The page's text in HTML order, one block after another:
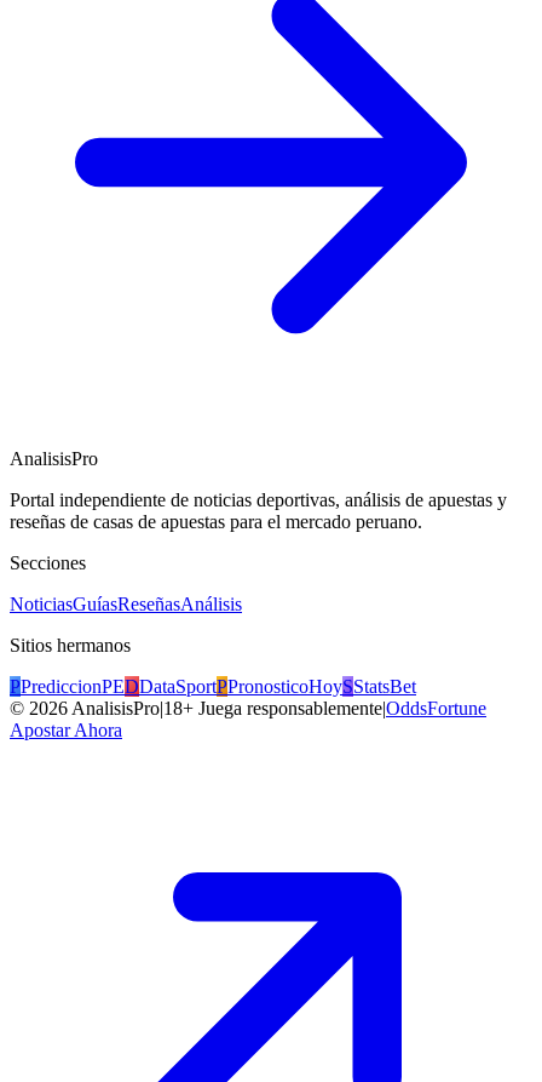
AnalisisPro
Portal independiente de noticias deportivas, análisis de apuestas y
reseñas de casas de apuestas para el mercado peruano.
Secciones
NoticiasGuíasReseñasAnálisis
Sitios hermanos
PPrediccionPEDDataSportPPronosticoHoySStatsBet
© 2026 AnalisisPro|18+ Juega responsablemente|OddsFortune
Apostar Ahora